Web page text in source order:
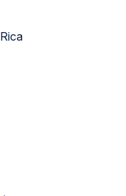
La terminal Costa Rica